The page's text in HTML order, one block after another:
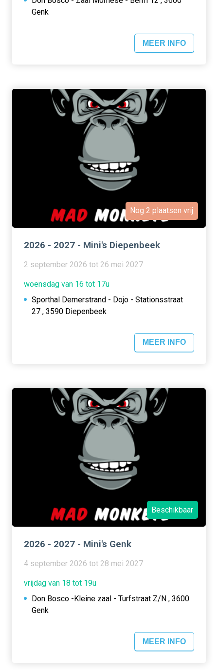
Genk
MEER INFO
Nog 2 plaatsen vrij
2026 - 2027 - Mini's Diepenbeek
2 september 2026 tot 26 mei 2027
woensdag van 16 tot 17u
Sporthal Demerstrand - Dojo - Stationsstraat
27 , 3590 Diepenbeek
MEER INFO
Beschikbaar
2026 - 2027 - Mini's Genk
4 september 2026 tot 28 mei 2027
vrijdag van 18 tot 19u
Don Bosco -Kleine zaal - Turfstraat Z/N , 3600
Genk
MEER INFO